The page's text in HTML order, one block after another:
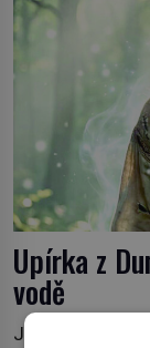
Upírka z
vodě
Je pozdní noc a